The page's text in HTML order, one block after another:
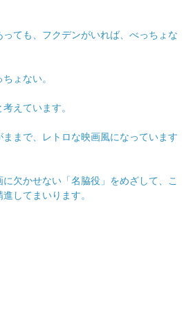
ても、フクデンがいれば、べっちょな
ょない。
えています。
まで、レトロな映画風になっています
欠かせない「名脇役」をめざして、こ
してまいります。